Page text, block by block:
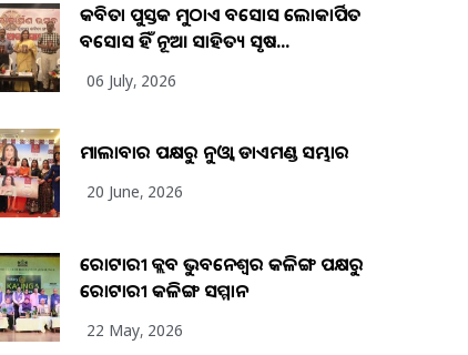
କବିତା ପୁସ୍ତକ ମୁଠାଏ ଅବସୋସ ଲୋକାର୍ପିତ
ଅବସୋସ ହିଁ ନୂଆ ସାହିତ୍ୟ ସୃଷ...
06 July, 2026
ମାଲାବାର ପକ୍ଷରୁ ନୁଓ୍ବା ଡାଏମଣ୍ଡ ସମ୍ଭାର
20 June, 2026
ରୋଟାରୀ କ୍ଲବ ଭୁବନେଶ୍ୱର କଳିଙ୍ଗ ପକ୍ଷରୁ
ରୋଟାରୀ କଳିଙ୍ଗ ସମ୍ମାନ
22 May, 2026